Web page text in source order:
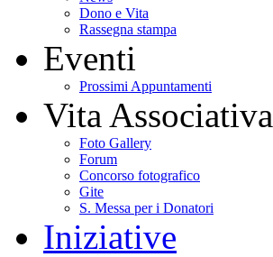
Dono e Vita
Rassegna stampa
Eventi
Prossimi Appuntamenti
Vita Associativa
Foto Gallery
Forum
Concorso fotografico
Gite
S. Messa per i Donatori
Iniziative